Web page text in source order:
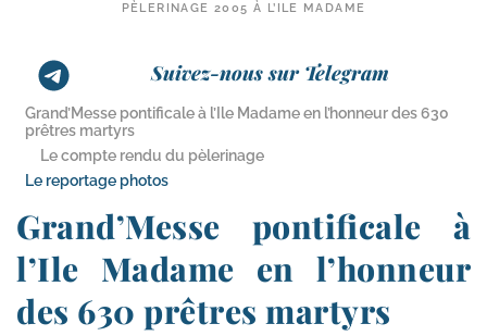
PÈLERINAGE 2005 À L’ILE MADAME
Suivez-nous sur Telegram
Grand’Messe pontificale à l’Ile Madame en l’honneur des 630
prêtres martyrs
Le compte rendu du pèlerinage
Le reportage photos
Grand’Messe pontificale à
l’Ile Madame en l’honneur
des 630 prêtres martyrs